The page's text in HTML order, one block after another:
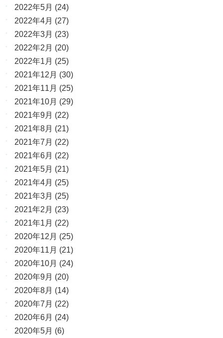
2022年5月 (24)
2022年4月 (27)
2022年3月 (23)
2022年2月 (20)
2022年1月 (25)
2021年12月 (30)
2021年11月 (25)
2021年10月 (29)
2021年9月 (22)
2021年8月 (21)
2021年7月 (22)
2021年6月 (22)
2021年5月 (21)
2021年4月 (25)
2021年3月 (25)
2021年2月 (23)
2021年1月 (22)
2020年12月 (25)
2020年11月 (21)
2020年10月 (24)
2020年9月 (20)
2020年8月 (14)
2020年7月 (22)
2020年6月 (24)
2020年5月 (6)